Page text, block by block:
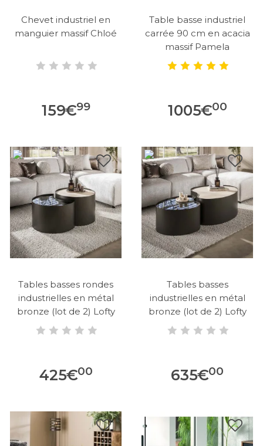
Chevet industriel en
manguier massif Chloé
159€99
Table basse industriel
carrée 90 cm en acacia
massif Pamela
1005€00
Tables basses rondes
industrielles en métal
bronze (lot de 2) Lofty
425€00
Tables basses
industrielles en métal
bronze (lot de 2) Lofty
635€00